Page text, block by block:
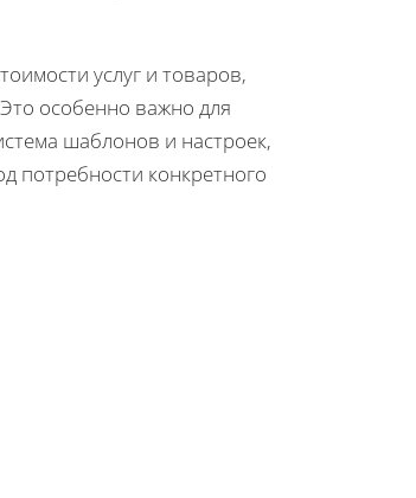
услуг и товаров,
особенно важно для
шаблонов и настроек,
потребности конкретного